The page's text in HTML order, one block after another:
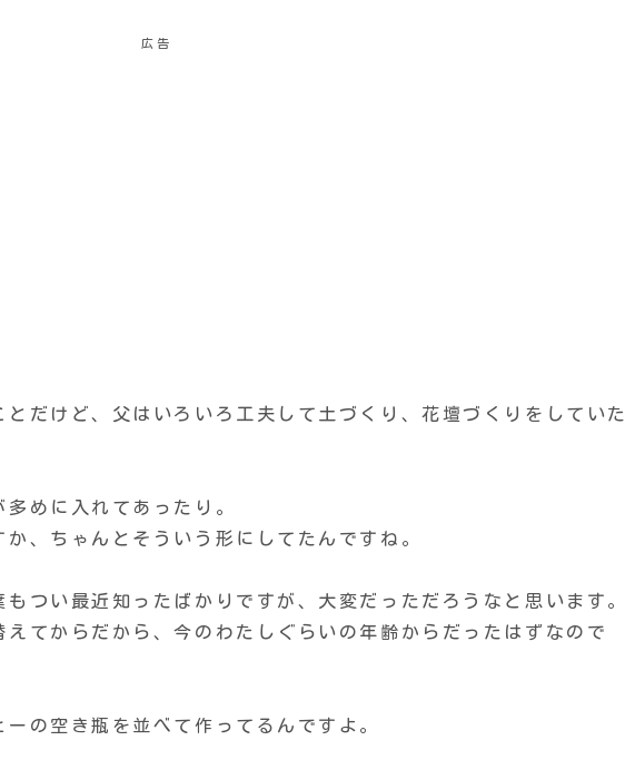
広告
だけど、父はいろいろ工夫して土づくり、花壇づくりをしていた
めに入れてあったり。
、ちゃんとそういう形にしてたんですね。
つい最近知ったばかりですが、大変だっただろうなと思います。
てからだから、今のわたしぐらいの年齢からだったはずなので
の空き瓶を並べて作ってるんですよ。